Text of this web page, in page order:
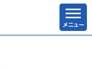
メニュー